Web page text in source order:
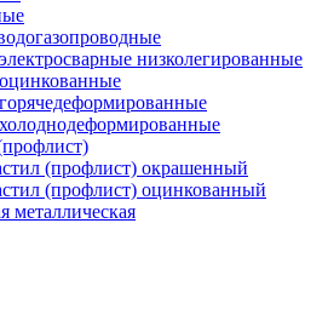
низколегированные
(профлист) окрашенный
(профлист) оцинкованный
металлическая